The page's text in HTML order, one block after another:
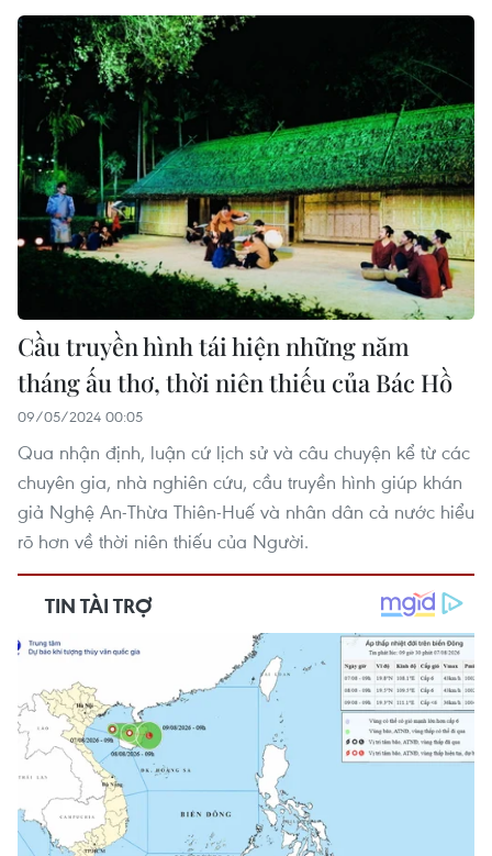
Cầu truyền hình tái hiện những năm
tháng ấu thơ, thời niên thiếu của Bác Hồ
09/05/2024 00:05
Qua nhận định, luận cứ lịch sử và câu chuyện kể từ các
chuyên gia, nhà nghiên cứu, cầu truyền hình giúp khán
giả Nghệ An-Thừa Thiên-Huế và nhân dân cả nước hiểu
rõ hơn về thời niên thiếu của Người.